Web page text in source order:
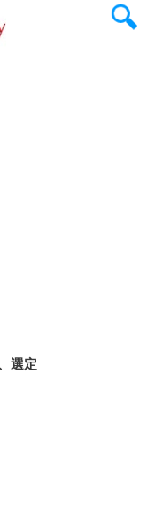
選定